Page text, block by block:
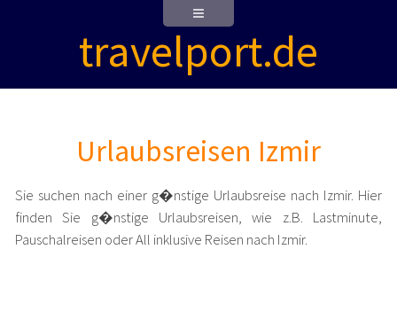
travelport.de
Urlaubsreisen Izmir
Sie suchen nach einer g�nstige Urlaubsreise nach Izmir. Hier
finden Sie g�nstige Urlaubsreisen, wie z.B. Lastminute,
Pauschalreisen oder All inklusive Reisen nach Izmir.